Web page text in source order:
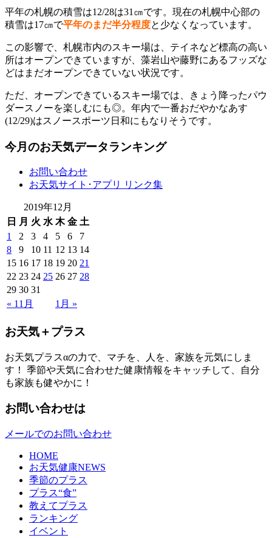
平年の札幌の積雪は12/28は31㎝です。現在の札幌中心部の
積雪は17㎝で平年のまだ半分程度と少なくなっています。
この影響で、札幌市内のスキー場は、テイネなど標高の高い
所はオープンできていますが、藻岩山や藤野にあるフッズな
どはまだオープンできていない状況です。
ただ、オープンできているスキー場では、きょう降ったパウ
ダースノーを楽しむにも◎。年内で一番おだやかなあす
(12/29)はスノースポーツ日和にもなりそうです。
今月のお天気データランキング
お問い合わせ
お天気サイト･アプリ リンク集
2019年12月
日
月 火 水 木 金 土
« 11月 1月 »
1 2 3 4 5 6
7
8
9 10 11 12 13 14
15 16 17 18 19 20 21
22 23 24 25 26 27 28
29 30 31
お天気＋プラス
お天気プラスαの力で、マチを、人を、家族を元気にしま
す！ 季節や天気に合わせた健康情報をキャッチして、自分
も家族も健やかに！
お問い合わせは
メールでのお問い合わせ
HOME
お天気健康NEWS
季節のプラス
プラス“食”
教えてプラス
ランキング
イベント